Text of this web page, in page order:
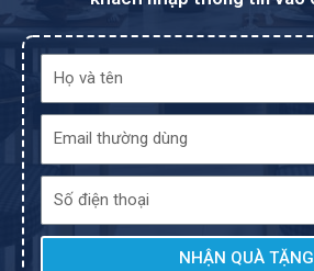
NHẬN QUÀ TẶNG